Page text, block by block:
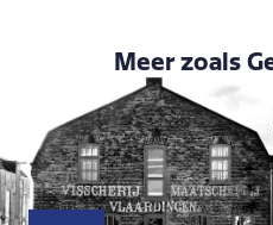
Meer zoals